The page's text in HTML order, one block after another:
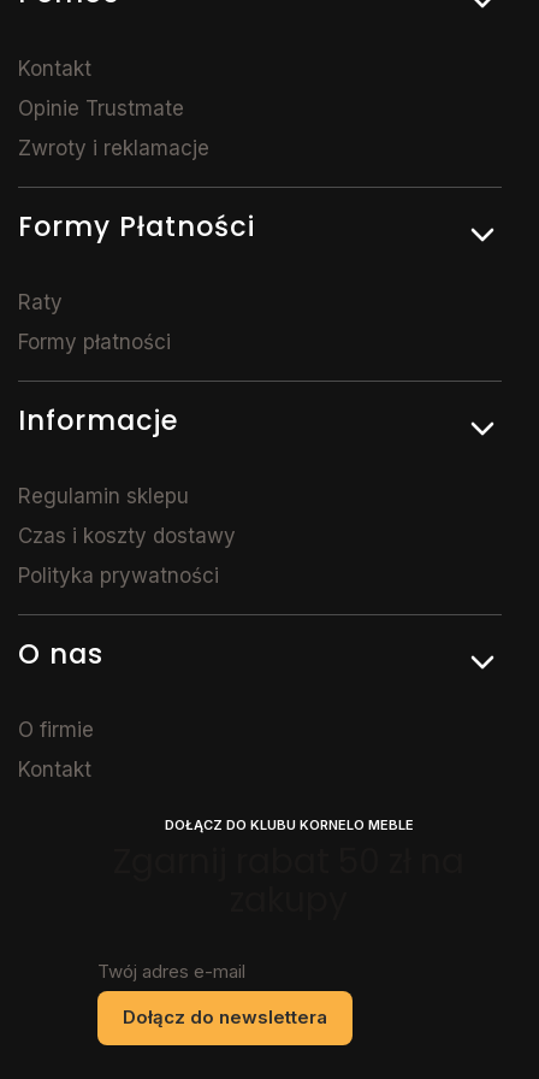
Kontakt
Opinie Trustmate
Zwroty i reklamacje
Formy Płatności
Raty
Formy płatności
Informacje
Regulamin sklepu
Czas i koszty dostawy
Polityka prywatności
O nas
O firmie
Kontakt
DOŁĄCZ DO KLUBU KORNELO MEBLE
Twój adres e-mail
Dołącz do newslettera